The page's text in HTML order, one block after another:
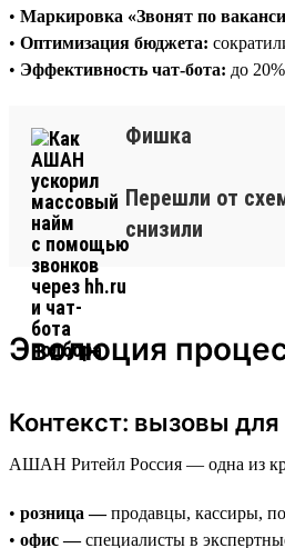
• Маркировка «Звонят по
• Оптимизация бюджета:
• Эффективность чат-бота: до
Фишка
Перешли от
снизили
Эволюция
Контекст: вызовы
АШАН Ритейл Россия — одна из
• розница —продавцы, кассиры,
• офис —специалисты в